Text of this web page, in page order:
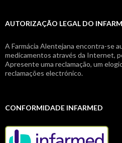
AUTORIZAÇÃO LEGAL DO
A Farmácia Alentejana encontra-se
medicamentos através da Internet,
Apresente uma reclamação, um
reclamações electrónico.
CONFORMIDADE INFARMED